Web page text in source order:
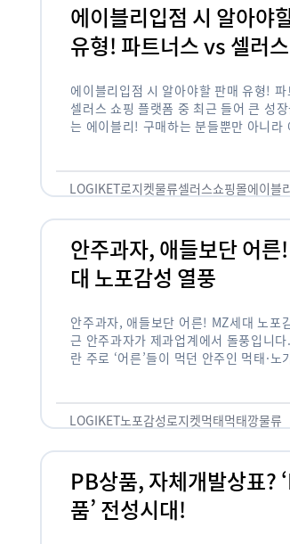
에이블리입점 시 알아야
유형! 파트너스 vs 셀러스
에이블리입점 시 알아야할 판매 유형!
셀러스 쇼핑 플랫폼 중 최근 들어 큰 성
는 에이블리! 구매하는 분들뿐만 아니라
LOGIKET로지켓물류셀러스쇼핑몰에이블
안주과자, 애들보단 어른
대 노포감성 열풍
안주과자, 애들보단 어른! MZ세대 노포
근 안주과자가 제과업계에서 돌풍입니
란 주로 ‘어른’들이 먹던 안주인 먹태·노
LOGIKET노포감성로지켓먹태먹태깡물류
PB상품, 자체개발상표?
품’ 전성시대!